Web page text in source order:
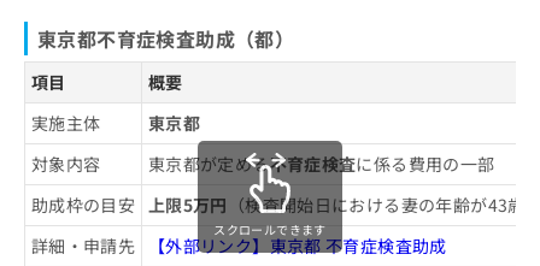
東京都不育症検査助成（都）
項目
概要
実施主体
東京都
対象内容
東京都が定める不育症検査に係る費用の一部
助成枠の目安 上限5万円 （検査開始日における妻の年齢が43
詳細・申請先
【外部リンク】東京都 不育症検査助成
スクロールできます
ら
そ
の
他
の
お
問
い
合
ち
ら